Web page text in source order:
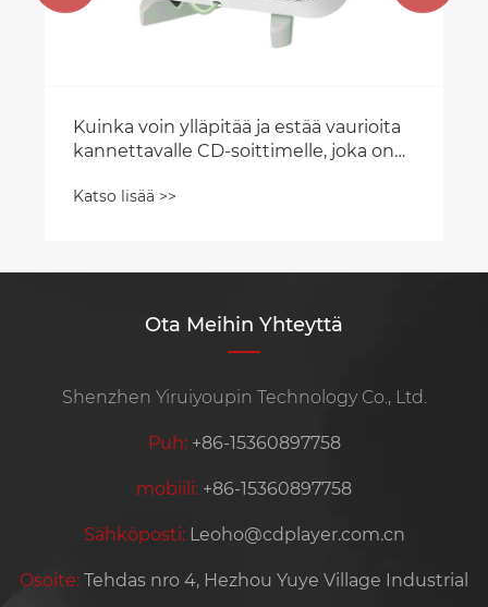
Kuinka voin ylläpitää ja estää vaurioita
kannettavalle CD-soittimelle, joka on
Katso lisää >>
Ota Meihin Yhteyttä
Shenzhen Yiruiyoupin Technology Co., Ltd.
Puh: +86-15360897758
mobiili: +86-15360897758
Sähköposti: Leoho@cdplayer.com.cn
Osoite: Tehdas nro 4, Hezhou Yuye Village Industrial